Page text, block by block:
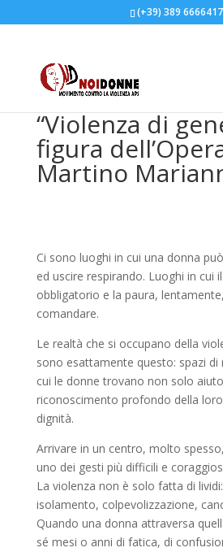
(+39) 389 6666417
“Violenza di
figura
Martino
Ci sono luoghi in cui una donna
ed uscire respirando. Luoghi in cui
obbligatorio e la paura,
comandare.
Le realtà che si occupano della
sono esattamente questo: spazi di
cui le donne trovano non solo
riconoscimento profondo della
dignità.
Arrivare in un centro, molto
uno dei gesti più difficili e
La violenza non è solo fatta di
isolamento, colpevolizzazione,
Quando una donna attraversa
sé mesi o anni di fatica, di